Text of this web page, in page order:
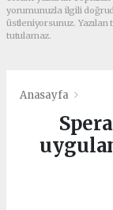
yorumunuzla ilgili
üstleniyorsunuz.
tutulamaz.
Anasayfa